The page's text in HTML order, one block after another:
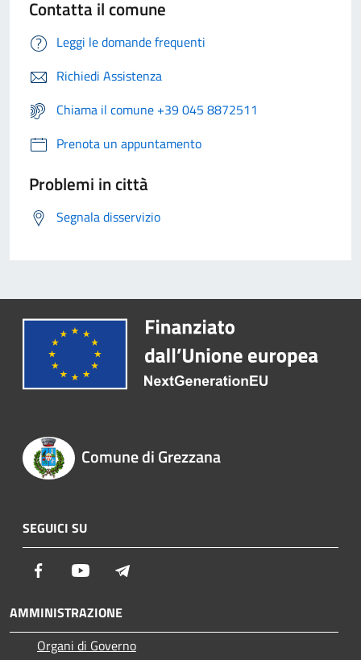
Contatta il comune
Leggi le domande frequenti
Richiedi Assistenza
Chiama il comune +39 045 8872511
Prenota un appuntamento
Problemi in città
Segnala disservizio
Comune di Grezzana
SEGUICI SU
Facebook Youtube
AMMINISTRAZIONE
Organi di Governo